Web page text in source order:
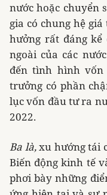
nước hoặc chuyển
gia có chung hệ
hưởng rất đáng
ngoài của các
đến tình hình
trưởng có phần
lục vốn đầu tư ra
2022.
Ba là,xu hướng tái
Biến động kinh tế
phơi bày những